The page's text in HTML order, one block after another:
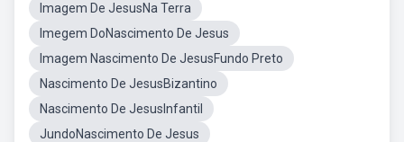
Imagem De JesusNa Terra
Imegem DoNascimento De Jesus
Imagem Nascimento De JesusFundo Preto
Nascimento De JesusBizantino
Nascimento De JesusInfantil
JundoNascimento De Jesus